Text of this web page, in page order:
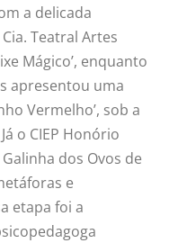
a delicada
Teatral Artes
Mágico’, enquanto
apresentou uma
Vermelho’, sob a
o CIEP Honório
dos Ovos de
e
etapa foi a